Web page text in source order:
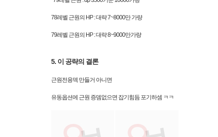
78레벨 근원의 HP : 대략 7~8000만 가량
79레벨 근원의 HP : 대략 8~9000만가량
5. 이 공략의 결론
근원전용덱 만들거 아니면
유동옵션에 근원 증뎀없으면 잡기힘듬 포기하셈 ㅋㅋ